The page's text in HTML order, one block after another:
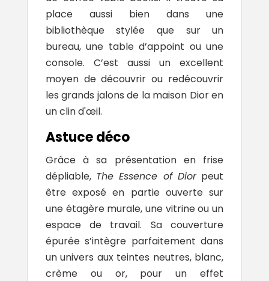
place aussi bien dans une
bibliothèque stylée que sur un
bureau, une table d’appoint ou une
console. C’est aussi un excellent
moyen de découvrir ou redécouvrir
les grands jalons de la maison Dior en
un clin d'œil.
Astuce déco
Grâce à sa présentation en frise
dépliable, The Essence of Diorpeut
être exposé en partie ouverte sur
une étagère murale, une vitrine ou un
espace de travail. Sa couverture
épurée s’intègre parfaitement dans
un univers aux teintes neutres, blanc,
crème ou or, pour un effet